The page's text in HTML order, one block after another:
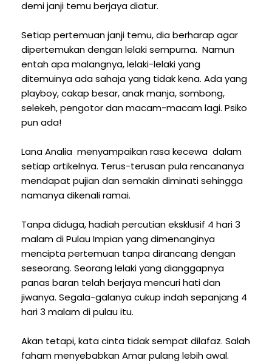
demi janji temu berjaya diatur.
Setiap pertemuan janji temu, dia berharap agar
dipertemukan dengan lelaki sempurna. Namun
entah apa malangnya, lelaki-lelaki yang
ditemuinya ada sahaja yang tidak kena. Ada yang
playboy, cakap besar, anak manja, sombong,
selekeh, pengotor dan macam-macam lagi. Psiko
pun ada!
Lana Analia menyampaikan rasa kecewa dalam
setiap artikelnya. Terus-terusan pula rencananya
mendapat pujian dan semakin diminati sehingga
namanya dikenali ramai.
Tanpa diduga, hadiah percutian eksklusif 4 hari 3
malam di Pulau Impian yang dimenanginya
mencipta pertemuan tanpa dirancang dengan
seseorang. Seorang lelaki yang dianggapnya
panas baran telah berjaya mencuri hati dan
jiwanya. Segala-galanya cukup indah sepanjang 4
hari 3 malam di pulau itu.
Akan tetapi, kata cinta tidak sempat dilafaz. Salah
faham menyebabkan Amar pulang lebih awal.